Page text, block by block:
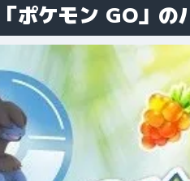
ポケモン GO」